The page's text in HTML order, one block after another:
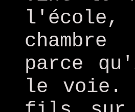
l'école,
parce
le voie.